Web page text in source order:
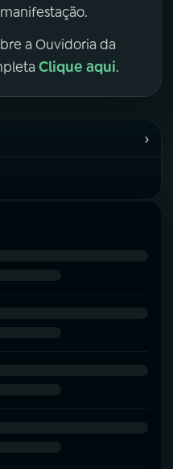
a Ouvidoria da
Clique aqui.
›